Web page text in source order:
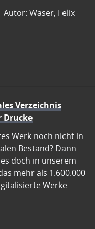
Autor: Waser, Felix
Verzeichnis
Drucke
Werk noch nicht in
Bestand? Dann
doch in unserem
mehr als 1.600.000
Werke